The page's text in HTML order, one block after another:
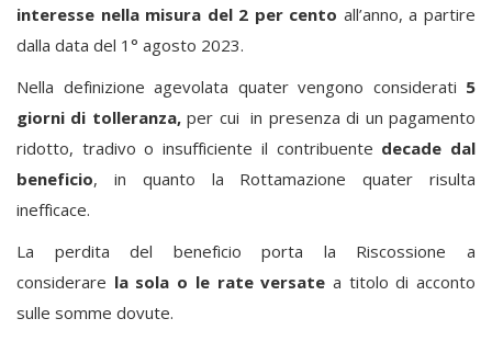
interesse nella misura del 2 per cento all’anno, a partire
dalla data del 1° agosto 2023.
Nella definizione agevolata quater vengono considerati 5
giorni di tolleranza,per cui in presenza di un pagamento
ridotto, tradivo o insufficiente il contribuente decade dal
beneficio, in quanto la Rottamazione quater risulta
inefficace.
La perdita del beneficio porta la Riscossione a
considerare la sola o le rate versate a titolo di acconto
sulle somme dovute.